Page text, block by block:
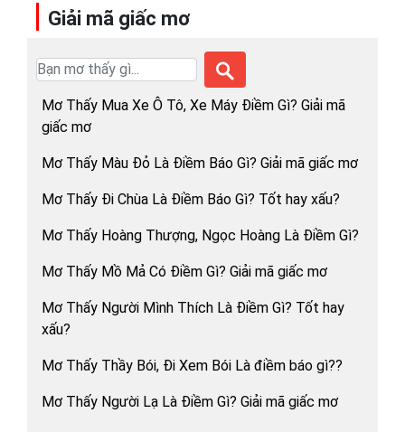
Giải mã giấc mơ
Mơ Thấy Mua Xe Ô Tô, Xe Máy Điềm Gì? Giải mã
giấc mơ
Mơ Thấy Màu Đỏ Là Điềm Báo Gì? Giải mã giấc mơ
Mơ Thấy Đi Chùa Là Điềm Báo Gì? Tốt hay xấu?
Mơ Thấy Hoàng Thượng, Ngọc Hoàng Là Điềm Gì?
Mơ Thấy Mồ Mả Có Điềm Gì? Giải mã giấc mơ
Mơ Thấy Người Mình Thích Là Điềm Gì? Tốt hay
xấu?
Mơ Thấy Thầy Bói, Đi Xem Bói Là điềm báo gì??
Mơ Thấy Người Lạ Là Điềm Gì? Giải mã giấc mơ